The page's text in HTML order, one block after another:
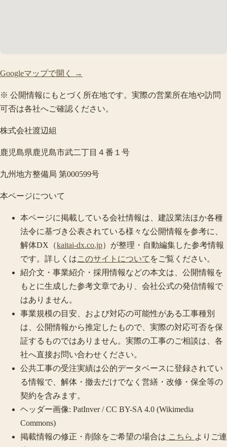
Googleマップで開く →
※ 公開情報にもとづく所在地です。実際の営業所在地や訪問
可否は各社へご確認ください。
株式会社渡辺組
鹿児島県鹿児島市武二丁目４番１号
九州地方整備局 第000599号
本ページについて
本ページに掲載している会社情報は、建設業法ほか各種
法令に基づき公表されている様々な公開情報を参考に、
解体DX（kaitai-dx.co.jp）が整理・自動編集した参考情報
です。詳しくはこのサイトについて をご覧ください。
紹介文・事業紹介・採用情報などの本文は、公開情報を
もとに生成した参考文章であり、会社公式の発信情報で
はありません。
事業規模の目安、および対応の可能性がある工事種別
は、公開情報から推定したもので、実際の対応可否を保
証するものではありません。実際の工事のご相談は、各
社へ直接お問い合わせください。
公共工事の受注実績は公的データベースに登録されてい
る情報で、解体・撤去だけでなく営繕・改修・保全等の
契約を含みます。
ヘッダー画像: PatInver / CC BY-SA 4.0 (Wikimedia
Commons)
掲載情報の修正・削除をご希望の場合は こちら よりご連